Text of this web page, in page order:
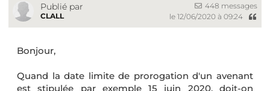
Publié par
CLALL
448 messages
le 12/06/2020 à 09:24
Bonjour,
Quand la date limite de prorogation d'un avenant
est stipulée par exemple 15 juin 2020, doit-on